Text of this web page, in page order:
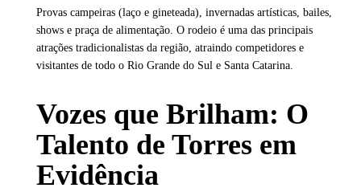
Provas campeiras (laço e gineteada), invernadas artísticas, bailes,
shows e praça de alimentação. O rodeio é uma das principais
atrações tradicionalistas da região, atraindo competidores e
visitantes de todo o Rio Grande do Sul e Santa Catarina.
Vozes que Brilham: O
Talento de Torres em
Evidência